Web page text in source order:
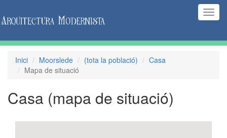
Inici Moorslede (tota la població)
Casa
Mapa de situació
Casa (mapa de situació)